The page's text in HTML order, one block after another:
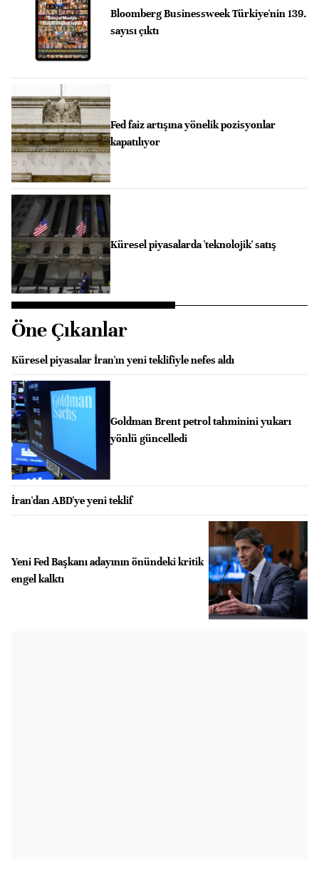
Bloomberg Businessweek Türkiye'nin 139.
sayısı çıktı
Fed faiz artışına yönelik pozisyonlar
kapatılıyor
Küresel piyasalarda 'teknolojik' satış
Öne Çıkanlar
Küresel piyasalar İran'ın yeni teklifiyle nefes aldı
Goldman Brent petrol tahminini yukarı
yönlü güncelledi
İran'dan ABD'ye yeni teklif
Yeni Fed Başkanı adayının önündeki kritik
engel kalktı